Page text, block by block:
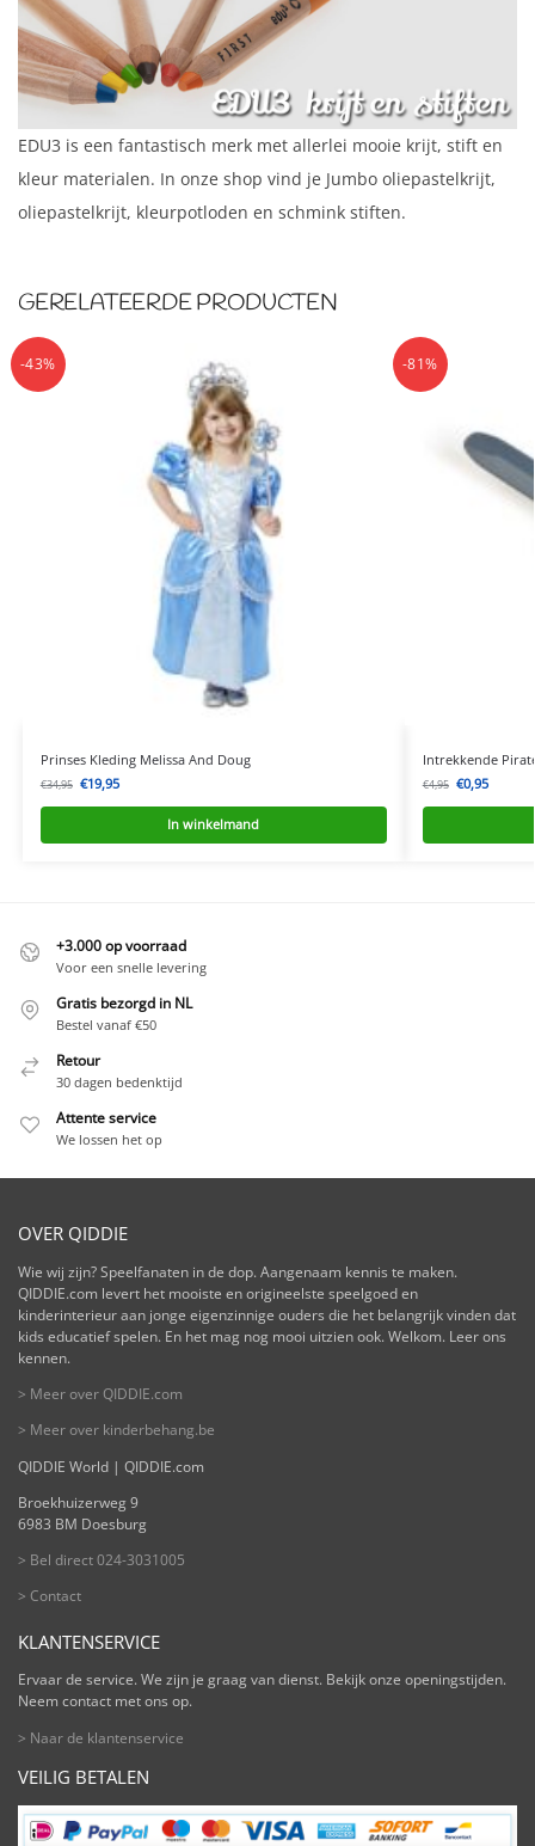
EDU3 is een fantastisch merk met allerlei mooie krijt, stift en
kleur materialen. In onze shop vind je Jumbo oliepastelkrijt,
oliepastelkrijt, kleurpotloden en schmink stiften.
GERELATEERDE PRODUCTEN
-43%
Prinses Kleding Melissa And Doug
€34,95 €19,95
In winkelmand
-81%
Intrekkende
€4,95 €0,95
+3.000 op voorraad
Voor een snelle levering
Gratis bezorgd in NL
Bestel vanaf €50
Retour
30 dagen bedenktijd
Attente service
We lossen het op
OVER QIDDIE
Wie wij zijn? Speelfanaten in de dop. Aangenaam kennis te maken.
QIDDIE.com levert het mooiste en origineelste speelgoed en
kinderinterieur aan jonge eigenzinnige ouders die het belangrijk vinden dat
kids educatief spelen. En het mag nog mooi uitzien ook. Welkom. Leer ons
kennen.
> Meer over QIDDIE.com
> Meer over kinderbehang.be
QIDDIE World | QIDDIE.com
Broekhuizerweg 9
6983 BM Doesburg
> Bel direct 024-3031005
> Contact
KLANTENSERVICE
Ervaar de service. We zijn je graag van dienst. Bekijk onze openingstijden.
Neem contact met ons op.
> Naar de klantenservice
VEILIG BETALEN